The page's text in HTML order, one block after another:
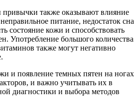
также оказывают влияние
питание, недостаток сна
состояние кожи и способствовать
Употребление большого количества
также могут негативно
и появление темных пятен на ногах
и важно учитывать их в
диагностики и выбора методов